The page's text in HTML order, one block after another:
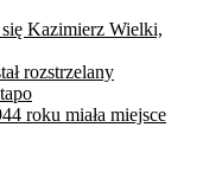
Kazimierz Wielki,
rozstrzelany
roku miała miejsce